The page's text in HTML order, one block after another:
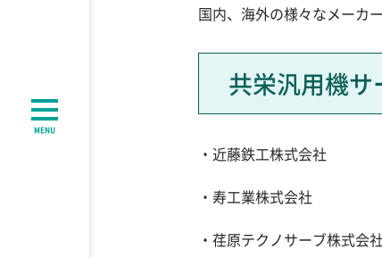
MENU
国内、海外の様々なメーカ
共栄汎用機
・近藤鉄工株式会社
・寿工業株式会社
・荏原テクノサーブ株式会